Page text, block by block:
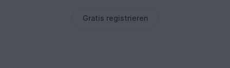
Gratis registrieren